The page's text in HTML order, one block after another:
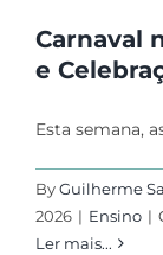
Carnaval
e
Esta semana,
ByGuilherme
2026 | Ensino |
Ler mais...